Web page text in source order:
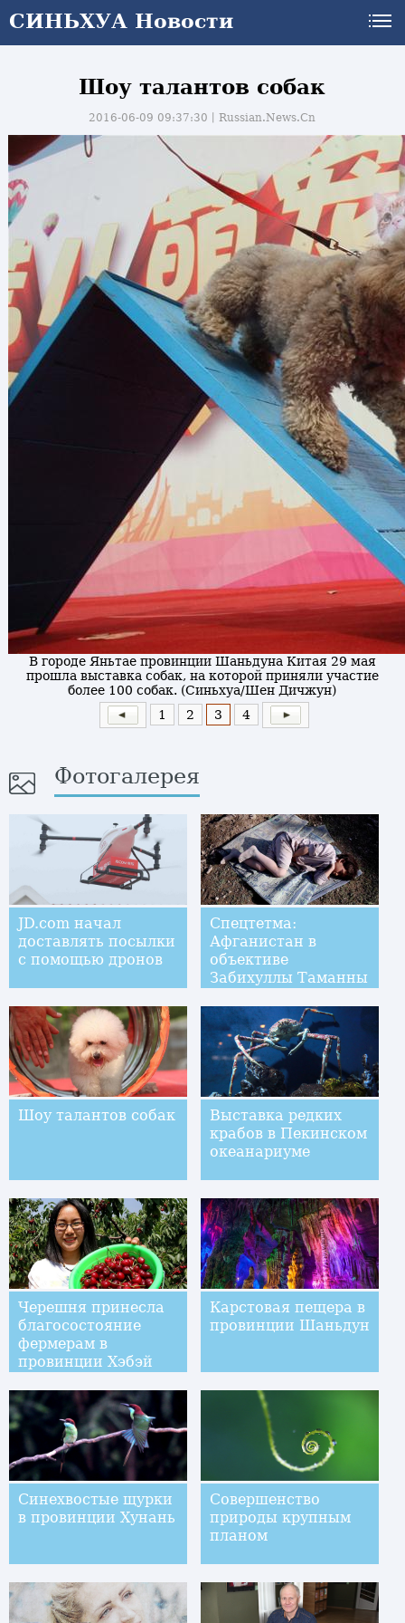
СИНЬХУА Новости
Шоу талантов собак
2016-06-09 09:37:30丨Russian.News.Cn
В городе Яньтае провинции Шаньдуна Китая 29 мая
прошла выставка собак, на которой приняли участие
более 100 собак. (Синьхуа/Шен Дичжун)
1
2 3 4
Фотогалерея
JD.com начал
доставлять посылки
с помощью дронов
Спецтетма:
Афганистан в
объективе
Забихуллы Таманны
Шоу талантов собак
Выставка редких
крабов в Пекинском
океанариуме
Черешня принесла
благосостояние
фермерам в
провинции Хэбэй
Карстовая пещера в
провинции Шаньдун
Синехвостые щурки
в провинции Хунань
Совершенство
природы крупным
планом